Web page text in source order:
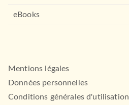
eBooks
Mentions légales
Données personnelles
Conditions générales d'utilisation